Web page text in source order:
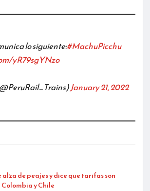
lo siguiente:#MachuPicchu
yR79sgYNzo
January 21, 2022
de peajes y dice que tarifas son
y Chile